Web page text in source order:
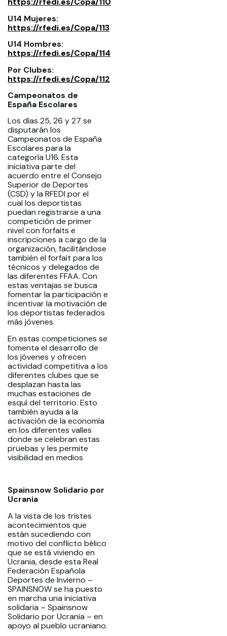
U14 Mujeres:
https://rfedi.es/Copa/113
U14 Hombres:
https://rfedi.es/Copa/114
Por Clubes:
https://rfedi.es/Copa/112
Campeonatos de
España Escolares
Los días 25, 26 y 27 se
disputarán los
Campeonatos de España
Escolares para la
categoría U16. Esta
iniciativa parte del
acuerdo entre el Consejo
Superior de Deportes
(CSD) y la RFEDI por el
cual los deportistas
puedan registrarse a una
competición de primer
nivel con forfaits e
inscripciones a cargo de la
organización, facilitándose
también el forfait para los
técnicos y delegados de
las diferentes FFAA. Con
estas ventajas se busca
fomentar la participación e
incentivar la motivación de
los deportistas federados
más jóvenes.
En estas competiciones se
fomenta el desarrollo de
los jóvenes y ofrecen
actividad competitiva a los
diferentes clubes que se
desplazan hasta las
muchas estaciones de
esquí del territorio. Esto
también ayuda a la
activación de la economía
en los diferentes valles
donde se celebran estas
pruebas y les permite
visibilidad en medios
Spainsnow Solidario por
Ucrania
A la vista de los tristes
acontecimientos que
están sucediendo con
motivo del conflicto bélico
que se está viviendo en
Ucrania, desde esta Real
Federación Española
Deportes de Invierno –
SPAINSNOW se ha puesto
en marcha una iniciativa
solidaria – Spainsnow
Solidario por Ucrania – en
apoyo al pueblo ucraniano.